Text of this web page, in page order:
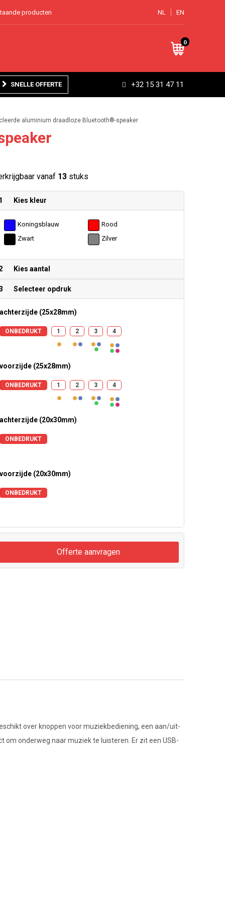
producten NL EN
0
SNELLE OFFERTE +32 15 31 47 11
aluminium draadloze Bluetooth®-speaker
vanaf 13stuks
Kies kleur
Koningsblauw
Rood
Zwart
Zilver
Kies aantal
Selecteer opdruk
achterzijde (25x28mm)
ONBEDRUKT 1 2 3 4
voorzijde (25x28mm)
ONBEDRUKT 1 2 3 4
achterzijde (20x30mm)
ONBEDRUKT
voorzijde (20x30mm)
ONBEDRUKT
Offerte aanvragen
over knoppen voor muziekbediening, een aan/uit-
om onderweg naar muziek te luisteren. Er zit een USB-